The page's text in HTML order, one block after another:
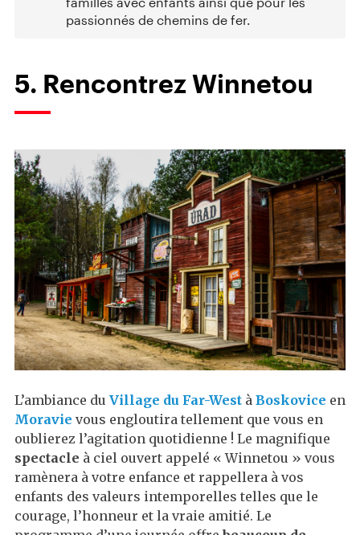
passionnés de chemins de fer.
5. Rencontrez Winnetou
L’ambiance du Village du Far-West à Boskovice en
Moravie vous engloutira tellement que vous en
oublierez l’agitation quotidienne ! Le magnifique
spectacle à ciel ouvert appelé « Winnetou » vous
ramènera à votre enfance et rappellera à vos
enfants des valeurs intemporelles telles que le
courage, l’honneur et la vraie amitié. Le